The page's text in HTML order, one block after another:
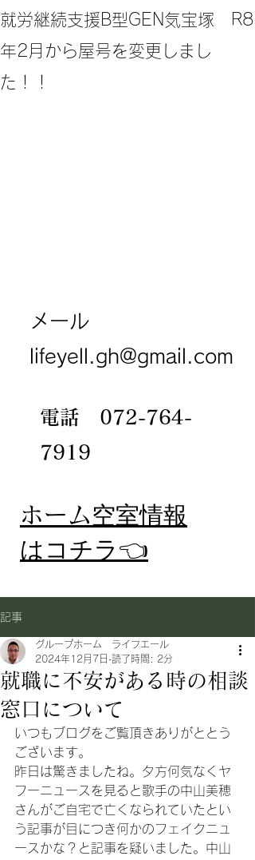
​就労継続支援B型GEN気宝塚 R8
年2月から屋号を変更しまし
た！！
メール
lifeyell.gh@gmail.com
電話 072-764-
7919
​ホーム空室情報
​はコチラ👈
記事
就職に不安がある時の相談
窓口について
グループホーム ライフエール
2024年12月7日 読了時間: 2分
いつもブログをご覧頂きありがととう
ございます。
昨日は驚きましたね。夕方何気なくヤ
フーニュースを見ると歌手の中山美穂
さんがご自宅で亡くなられていたとい
う記事が目につき何かのフェイクニュ
ースかな？と記事を疑いました。中山